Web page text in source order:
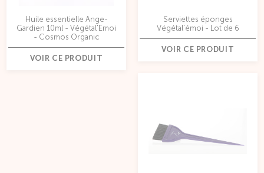
Huile essentielle Ange-
Gardien 10ml - Végétal'Emoi
- Cosmos Organic
VOIR CE PRODUIT
Serviettes éponges
Végétal'émoi - Lot de 6
VOIR CE PRODUIT